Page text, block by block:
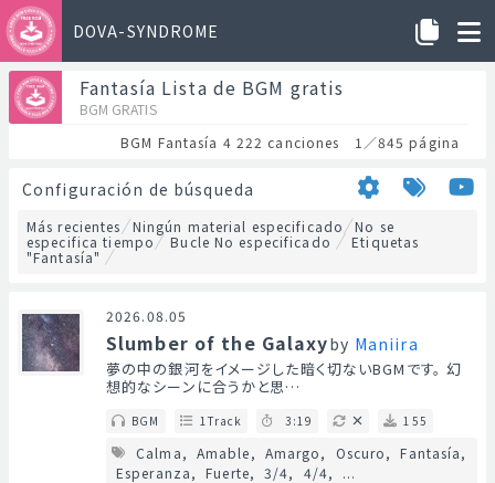
DOVA-SYNDROME
Fantasía Lista de BGM gratis
BGM GRATIS
BGM Fantasía 4 222 canciones 1／845 página
Configuración de búsqueda
Más recientes Ningún material especificado
No se
especifica tiempo
Bucle No especificado
Etiquetas
"Fantasía"
2026.08.05
Slumber of the Galaxyby Maniira
夢の中の銀河をイメージした暗く切ないBGMです。 幻
想的なシーンに合うかと思…
BGM 1Track 3:19 155
Calma Amable Amargo Oscuro
Fantasía
Esperanza
Fuerte 3/4 4/4 ...